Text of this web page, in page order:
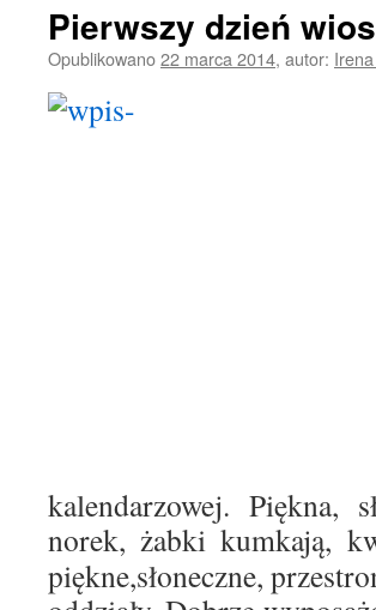
Pierwszy dzień
Opublikowano22 marca 2014, autor:
kalendarzowej. Piękna,
norek, żabki kumkają,
piękne,słoneczne,